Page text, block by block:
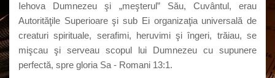
Iehova Dumnezeu şi „meşterul” Său, Cuvântul, erau
Autorităţile Superioare şi sub Ei organizaţia universală de
creaturi spirituale, serafimi, heruvimi şi îngeri, trăiau, se
mişcau şi serveau scopul lui Dumnezeu cu supunere
perfectă, spre gloria Sa - Romani 13:1.